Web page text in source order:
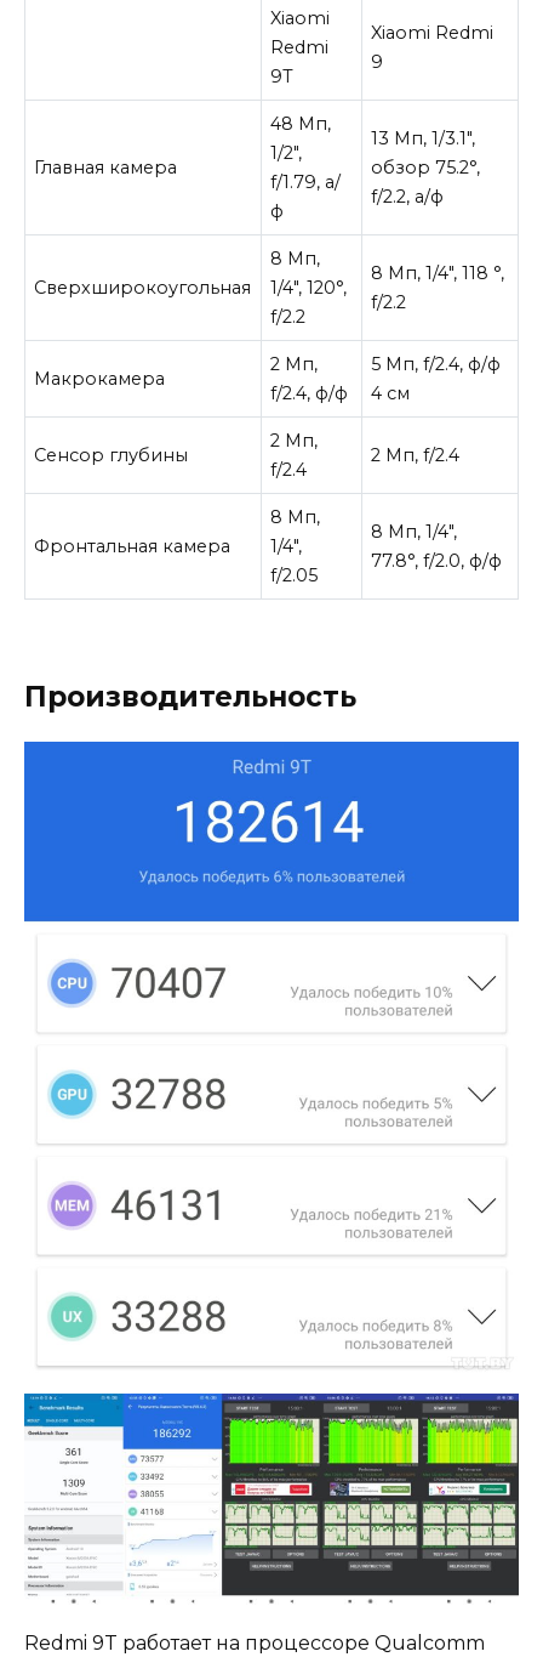
Xiaomi
Redmi
9T
Xiaomi Redmi
9
Главная камера
48 Мп,
1/2″,
f/1.79, а/
ф
13 Мп, 1/3.1″,
обзор 75.2°,
f/2.2, а/ф
Сверхширокоугольная
8 Мп,
1/4″, 120°,
f/2.2
8 Мп, 1/4″, 118 °,
f/2.2
Макрокамера
2 Мп,
f/2.4, ф/ф
5 Мп, f/2.4, ф/ф
4 см
Сенсор глубины
2 Мп,
f/2.4
2 Мп, f/2.4
Фронтальная камера
8 Мп,
1/4″,
f/2.05
8 Мп, 1/4″,
77.8°, f/2.0, ф/ф
Производительность
Redmi 9T работает на процессоре Qualcomm